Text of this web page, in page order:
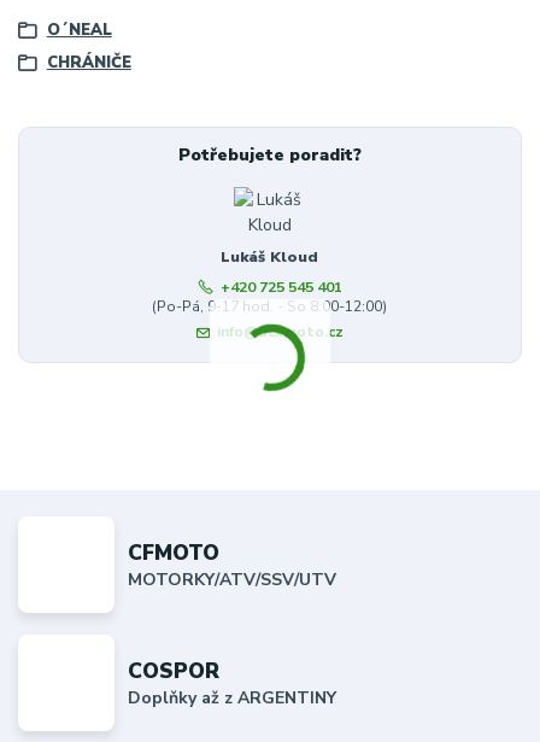
O´NEAL
CHRÁNIČE
Potřebujete poradit?
Lukáš Kloud
+420 725 545 401
(Po-Pá, 9-17 hod. - So 8:00-12:00)
info@dcxmoto.cz
CFMOTO
MOTORKY/ATV/SSV/UTV
COSPOR
Doplňky až z ARGENTINY